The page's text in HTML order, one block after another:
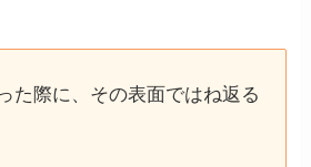
た際に、その表面ではね返る